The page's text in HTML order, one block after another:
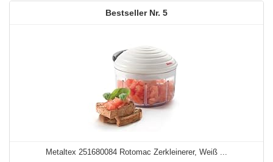
5
Metaltex 251680084 Rotomac Zerkleinerer, Weiß ...